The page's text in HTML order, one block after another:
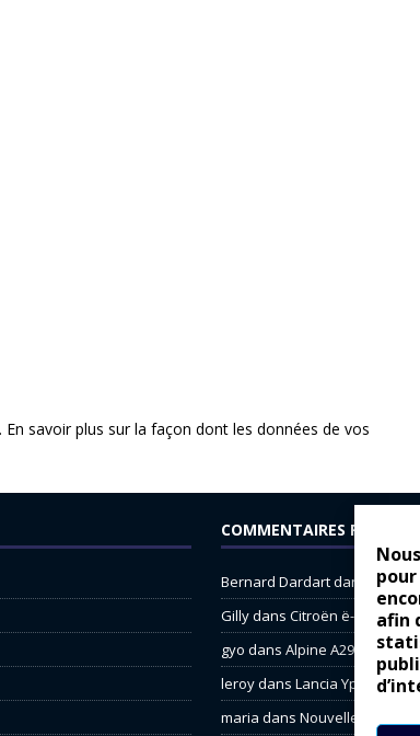
afin
En savoir plus sur la façon dont les données de vos
COMMENTAIRES RÉCENTS
Bernard Dardartdans
Dacia
Gillydans Citroën ë-C3 : la
gyo dans Alpine A290 :
leroydans Lancia Ypsilon :
maria dans Nouvelle Opel